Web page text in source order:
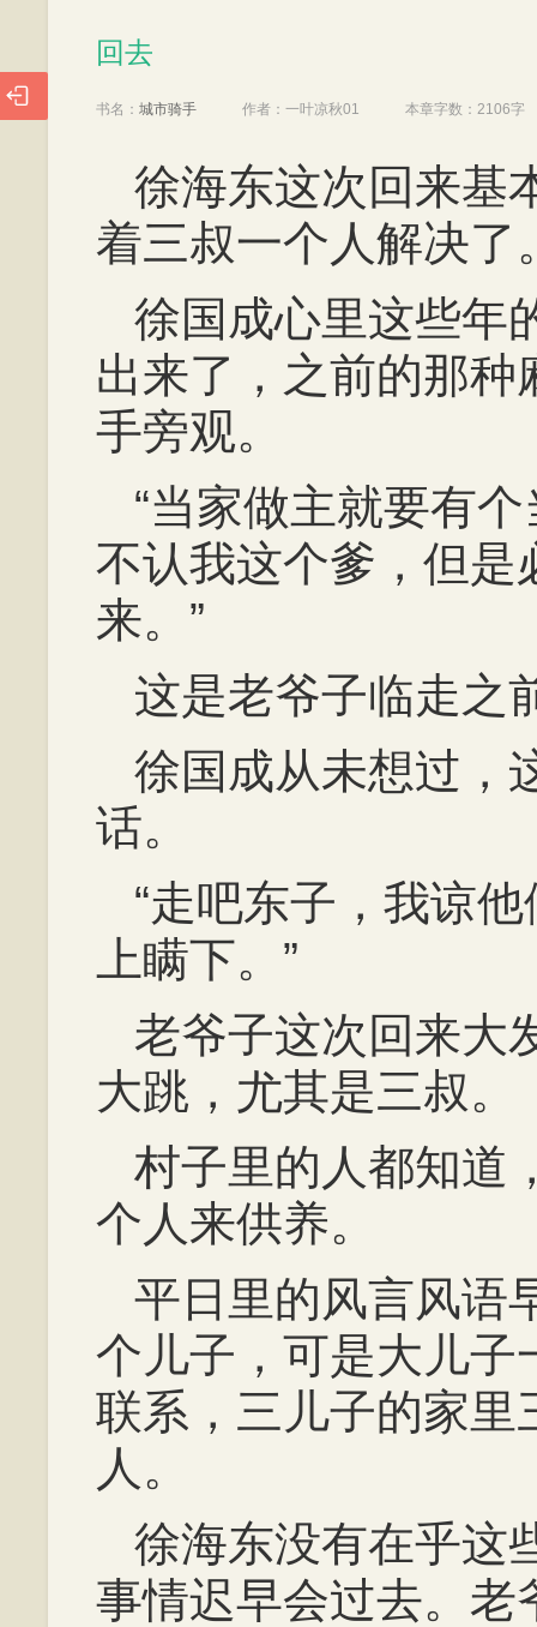
回去
书名： 城市骑手 作者： 一叶凉秋01 本章字数： 2106字
徐海东这次回来基
着三叔一个人解决了
徐国成心里这些年
出来了，之前的那
手旁观。
“当家做主就要有
不认我这个爹，但是
来。”
这是老爷子临走之
徐国成从未想过，
话。
“走吧东子，我谅
上瞒下。”
老爷子这次回来大
大跳，尤其是三叔。
村子里的人都知道
个人来供养。
平日里的风言风语
个儿子，可是大儿子
联系，三儿子的家里
人。
徐海东没有在乎这
事情迟早会过去。老
